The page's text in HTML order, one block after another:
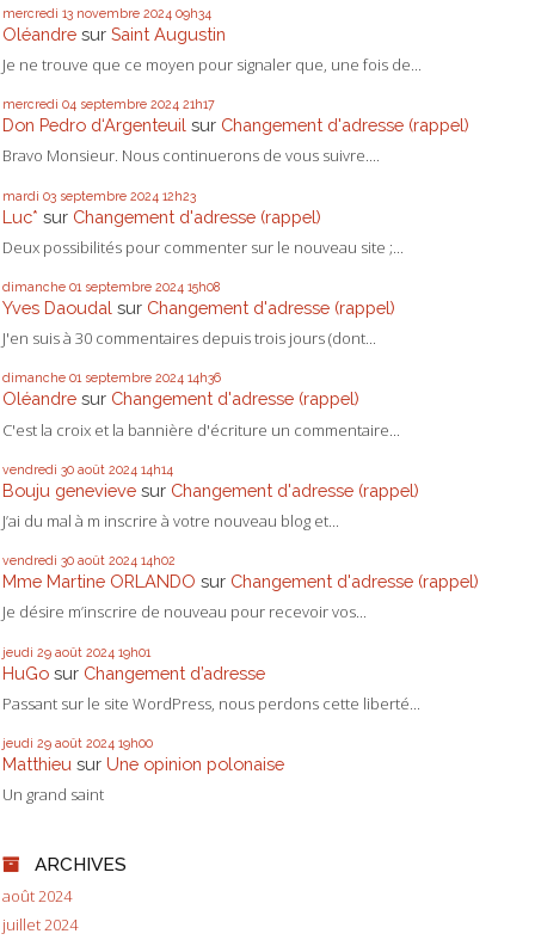
mercredi 13 novembre 2024 09h34
Oléandre sur Saint Augustin
Je ne trouve que ce moyen pour signaler que, une fois de...
mercredi 04 septembre 2024 21h17
Don Pedro d‘Argenteuil sur Changement d'adresse (rappel)
Bravo Monsieur. Nous continuerons de vous suivre....
mardi 03 septembre 2024 12h23
Luc* sur Changement d'adresse (rappel)
Deux possibilités pour commenter sur le nouveau site ;...
dimanche 01 septembre 2024 15h08
Yves Daoudal sur Changement d'adresse (rappel)
J'en suis à 30 commentaires depuis trois jours (dont...
dimanche 01 septembre 2024 14h36
Oléandre sur Changement d'adresse (rappel)
C'est la croix et la bannière d'écriture un commentaire...
vendredi 30 août 2024 14h14
Bouju genevieve sur Changement d'adresse (rappel)
J’ai du mal à m inscrire à votre nouveau blog et...
vendredi 30 août 2024 14h02
Mme Martine ORLANDO sur Changement d'adresse (rappel)
Je désire m’inscrire de nouveau pour recevoir vos...
jeudi 29 août 2024 19h01
HuGo sur Changement d’adresse
Passant sur le site WordPress, nous perdons cette liberté...
jeudi 29 août 2024 19h00
Matthieu sur Une opinion polonaise
Un grand saint
ARCHIVES
août 2024
juillet 2024